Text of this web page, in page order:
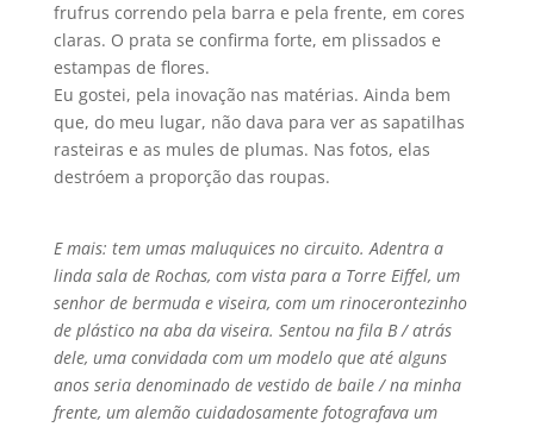
frufrus correndo pela barra e pela frente, em cores
claras. O prata se confirma forte, em plissados e
estampas de flores.
Eu gostei, pela inovação nas matérias. Ainda bem
que, do meu lugar, não dava para ver as sapatilhas
rasteiras e as mules de plumas. Nas fotos, elas
destróem a proporção das roupas.
E mais: tem umas maluquices no circuito. Adentra a
linda sala de Rochas, com vista para a Torre Eiffel, um
senhor de bermuda e viseira, com um rinocerontezinho
de plástico na aba da viseira. Sentou na fila B / atrás
dele, uma convidada com um modelo que até alguns
anos seria denominado de vestido de baile / na minha
frente, um alemão cuidadosamente fotografava um